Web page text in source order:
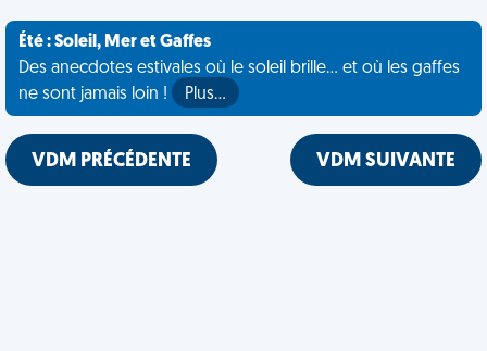
Été : Soleil, Mer et Gaffes
Des anecdotes estivales où le soleil brille... et où les gaffes
ne sont jamais loin !
Plus…
VDM PRÉCÉDENTE VDM SUIVANTE